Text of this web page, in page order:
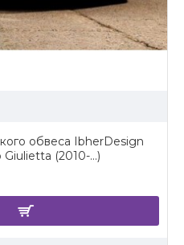
обвеса IbherDesign
(2010-...)